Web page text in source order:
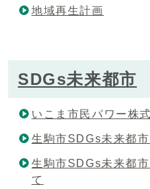
地域再生計画
SDGs未来都市
いこま市民パワー株
生駒市SDGs未来都
生駒市SDGs未来都
て